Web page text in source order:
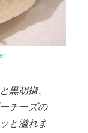
黒胡椒、
チーズの
と溢れま